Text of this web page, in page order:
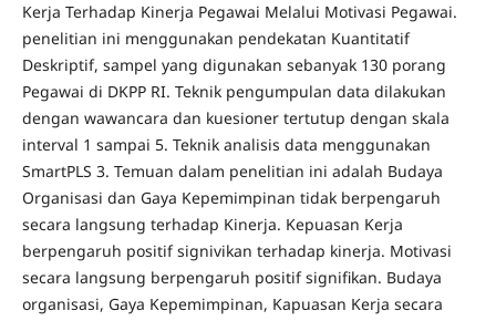
Kerja Terhadap Kinerja Pegawai Melalui Motivasi Pegawai.
penelitian ini menggunakan pendekatan Kuantitatif
Deskriptif, sampel yang digunakan sebanyak 130 porang
Pegawai di DKPP RI. Teknik pengumpulan data dilakukan
dengan wawancara dan kuesioner tertutup dengan skala
interval 1 sampai 5. Teknik analisis data menggunakan
SmartPLS 3. Temuan dalam penelitian ini adalah Budaya
Organisasi dan Gaya Kepemimpinan tidak berpengaruh
secara langsung terhadap Kinerja. Kepuasan Kerja
berpengaruh positif signivikan terhadap kinerja. Motivasi
secara langsung berpengaruh positif signifikan. Budaya
organisasi, Gaya Kepemimpinan, Kapuasan Kerja secara